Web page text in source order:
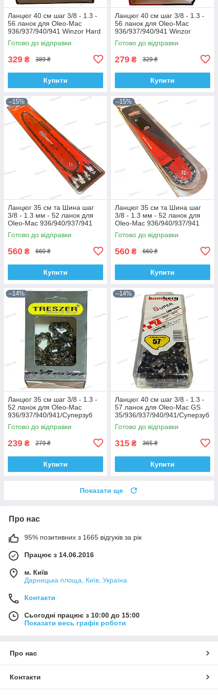
Ланцюг 40 см шаг 3/8 - 1.3 -
56 ланок для Oleo-Mac
936/937/940/941 Winzor Hard
Готово до відправки
329 ₴ 389 ₴
Купити
Ланцюг 40 см шаг 3/8 - 1.3 -
56 ланок для Oleo-Mac
936/937/940/941 Winzor
Готово до відправки
279 ₴ 329 ₴
Купити
–15%
Ланцюг 35 см та Шина шаг
3/8 - 1.3 мм - 52 ланок для
Oleo-Mac 936/940/937/941
Winzor Pro
Готово до відправки
560 ₴ 660 ₴
Купити
–15%
Ланцюг 35 см та Шина шаг
3/8 - 1.3 мм - 52 ланок для
Oleo-Mac 936/940/937/941
Winzor Hard
Готово до відправки
560 ₴ 660 ₴
Купити
–14%
Ланцюг 35 см шаг 3/8 - 1.3 -
52 ланок для Oleo-Mac
936/937/940/941/Суперзуб
Treszer
Готово до відправки
239 ₴ 279 ₴
Купити
–14%
Ланцюг 40 см шаг 3/8 - 1.3 -
57 ланок для Oleo-Mac GS
35/936/937/940/941/Суперзуб
Kamberg
Готово до відправки
315 ₴ 365 ₴
Купити
Показати ще
Про нас
95% позитивних з 1665 відгуків за рік
Працює з 14.06.2016
м. Київ
Дарницька площа, Київ, Україна
Контакти
Сьогодні працює з 10:00 до 15:00
Показати весь графік роботи
Про нас
Контакти